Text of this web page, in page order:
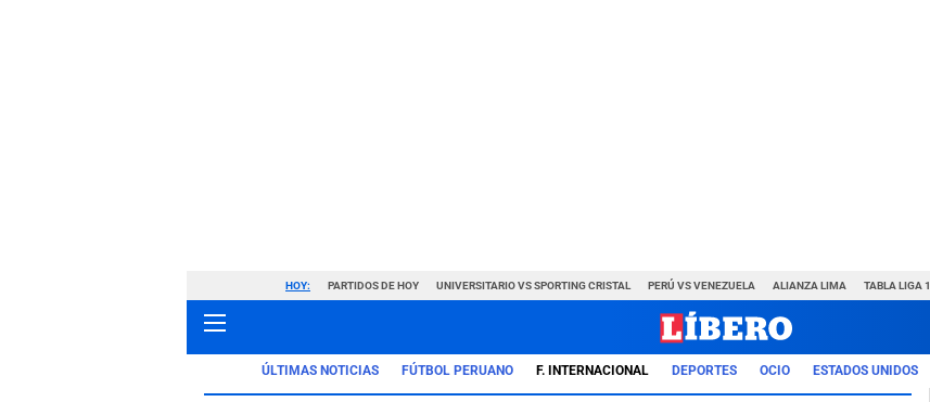
HOY: PARTIDOS DE HOY UNIVERSITARIO VS SPORTING CRISTAL PERÚ VS VENEZUELA ALIANZA LIMA TABLA LIGA 1
ÚLTIMAS NOTICIAS FÚTBOL PERUANO F. INTERNACIONAL DEPORTES OCIO ESTADOS UNIDOS